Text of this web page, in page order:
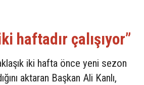
haftadır çalışıyor”
iki hafta önce yeni sezon
aktaran Başkan Ali Kanlı,